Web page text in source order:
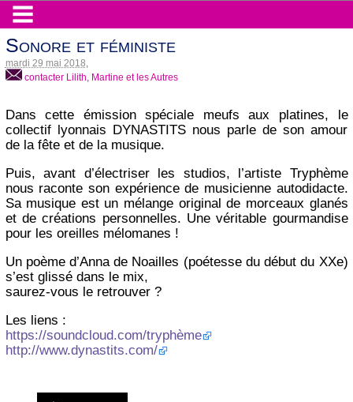
Sonore et féministe
mardi 29 mai 2018
contacter Lilith, Martine et les Autres
Dans cette émission spéciale meufs aux platines, le
collectif lyonnais DYNASTITS nous parle de son amour
de la fête et de la musique.
Puis, avant d’électriser les studios, l’artiste Tryphème
nous raconte son expérience de musicienne autodidacte.
Sa musique est un mélange original de morceaux glanés
et de créations personnelles. Une véritable gourmandise
pour les oreilles mélomanes !
Un poème d’Anna de Noailles (poétesse du début du XXe)
s’est glissé dans le mix,
saurez-vous le retrouver ?
Les liens :
https://soundcloud.com/tryphème
http://www.dynastits.com/